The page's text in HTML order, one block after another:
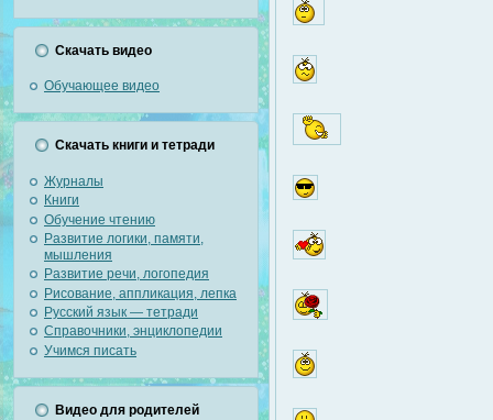
Скачать видео
Обучающее видео
Скачать книги и тетради
Журналы
Книги
Обучение чтению
Развитие логики, памяти,
мышления
Развитие речи, логопедия
Рисование, аппликация, лепка
Русский язык — тетради
Справочники, энциклопедии
Учимся писать
Видео для родителей